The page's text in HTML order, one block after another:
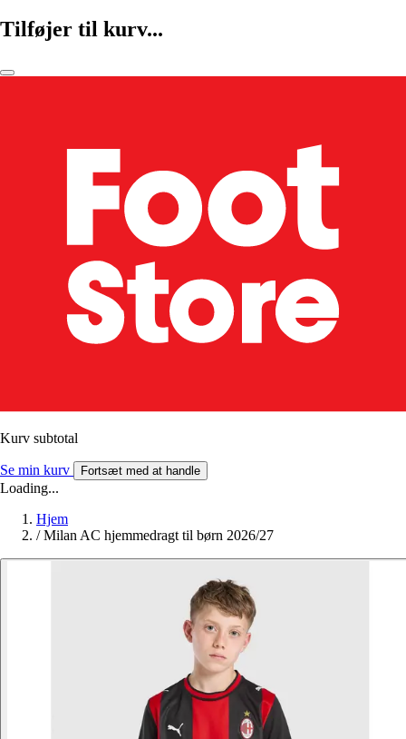
Tilføjer til kurv...
Kurv subtotal
Se min kurv Fortsæt med at handle
Loading...
Hjem
/ Milan AC hjemmedragt til børn 2026/27